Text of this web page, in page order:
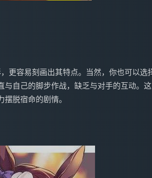
自己的脚步作战，缺乏与对手的互动。这